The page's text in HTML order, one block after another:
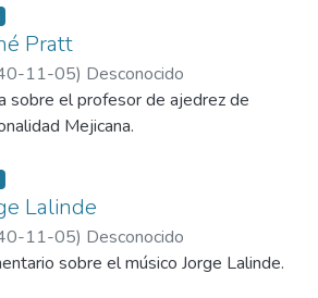
de los Herrero, Fueron un tiempo,
Sociales, Vaya con Pereira!,
de Fuera, Música y Músicos -
-, Gazapos, La Radio como Arte y
Colegas!
Pratt
11-05) Desconocido
sobre el profesor de ajedrez de
Mejicana.
Lalinde
11-05) Desconocido
sobre el músico Jorge Lalinde.